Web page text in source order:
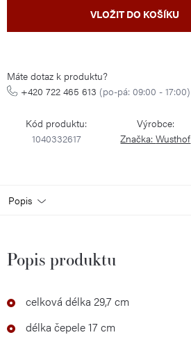
VLOŽIT DO KOŠÍKU
Máte dotaz k produktu?
+420 722 465 613 (po-pá: 09:00 - 17:00)
Kód produktu:
1040332617
Výrobce:
Značka:Wusthof
Popis
Popis produktu
celková délka 29,7 cm
délka čepele 17 cm